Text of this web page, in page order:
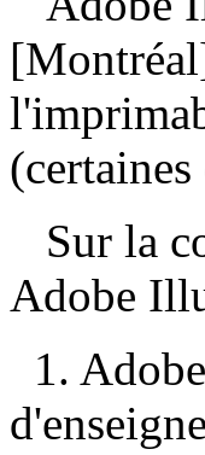
Sur la
Adobe
1.